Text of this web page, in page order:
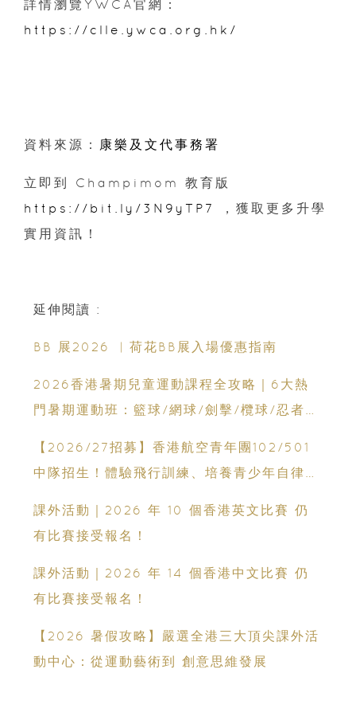
詳情瀏覽YWCA官網：
https://clle.ywca.org.hk/
資料來源： 康樂及文代事務署
立即到 Champimom 教育版
https://bit.ly/3N9yTP7
，獲取更多升學
實用資訊！
延伸閱讀 :
BB 展2026 ︳荷花BB展入場優惠指南
2026香港暑期兒童運動課程全攻略｜6大熱
門暑期運動班：籃球/網球/劍擊/欖球/忍者訓
【2026/27招募】香港航空青年團102/501
中隊招生！體驗飛行訓練、培養青少年自律與
課外活動｜2026 年 10 個香港英文比賽 仍
有比賽接受報名！
課外活動｜2026 年 14 個香港中文比賽 仍
有比賽接受報名！
【2026 暑假攻略】嚴選全港三大頂尖課外活
動中心：從運動藝術到 創意思維發展